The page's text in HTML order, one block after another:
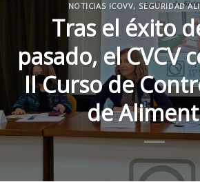
NOTICIAS ICOVV, SEGURIDAD
Tras el éxito
pasado, el CVCV
II Curso de
de